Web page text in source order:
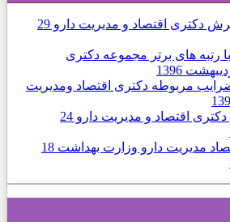
دکتری اقتصاد و مدیریت دارو 29
رتبه های برتر مجموعه دکتری
مربوطه دکتری اقتصاد ومدیریت
اقتصاد و مدیریت دارو 24
مدیریت دارو وزارت بهداشت 18